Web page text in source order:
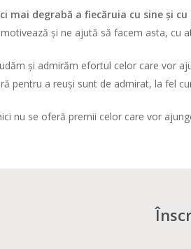
mai degrabă a fiecăruia cu sine și
și ne ajută să facem asta, cu
și admirăm efortul celor care vor
pentru a reuși sunt de admirat, la fel
nu se oferă premii celor care vor